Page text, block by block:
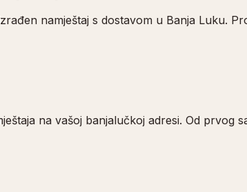
namještaj s dostavom u Banja Luku.
na vašoj banjalučkoj adresi. Od prvog